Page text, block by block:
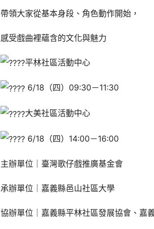
帶領大家從基本身段、角色動作開始，
感受戲曲裡蘊含的文化與魅力
平林社區活動中心
6/18（四）09:30－11:30
大美社區活動中心
6/18（四）14:00－16:00
主辦單位｜臺灣歌仔戲推廣基金會
承辦單位｜嘉義縣邑山社區大學
協辦單位｜嘉義縣平林社區發展協會、嘉